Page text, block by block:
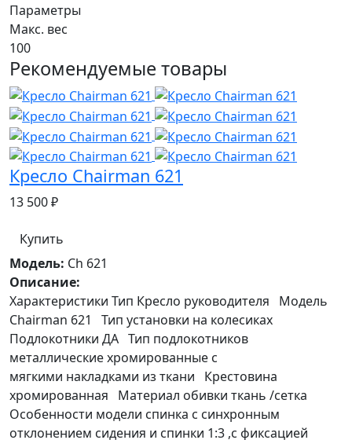
Параметры
Макс. вес
100
Рекомендуемые товары
Кресло Chairman 621
13 500 ₽
Купить
Модель: Ch 621
Описание:
Характеристики Тип Кресло руководителя Модель
Chairman 621 Тип установки на колесиках
Подлокотники ДА Тип подлокотников
металлические хромированные с
мягкими накладками из ткани Крестовина
хромированная Материал обивки ткань /сетка
Особенности модели спинка с синхронным
отклонением сидения и спинки 1:3 ,с фиксацией